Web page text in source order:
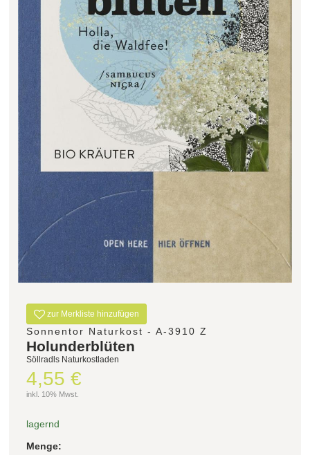
KATEGORIE
Filter zurücksetzen
zur Merkliste hinzufügen
Sonnentor Naturkost - A-3910 Z
Holunderblüten
Söllradls Naturkostladen
4,55 €
inkl. 10% Mwst.
lagernd
Menge: